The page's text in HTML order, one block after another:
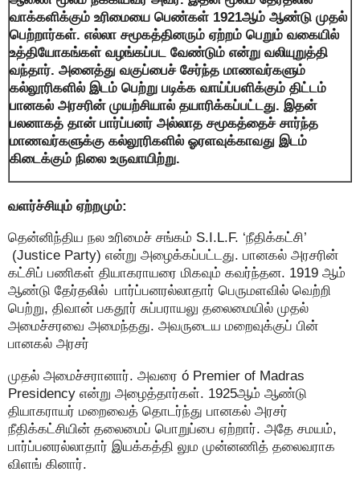
வாக்களிக்கும் உரிமையை பெண்கள் 1921ஆம் ஆண்டு முதல்
பெற்றார்கள். எல்லா சமூகத்தினரும் ஏற்றம் பெறும் வகையில்
உத்தியோகங்கள் வழங்கப்பட வேண்டும் என்று வலியுறுத்தி
வந்தார். அனைத்து வகுப்பைச் சேர்ந்த மாணவர்களும்
கல்லூரிகளில் இடம் பெற்று படிக்க வாய்ப்பளிக்கும் திட்டம்
பானகல் அரசரின் முயற்சியால் தயாரிக்கப்பட்டது. இதன்
பலனாகத் தான் பார்ப்பனர் அல்லாத சமூகத்தைச் சார்ந்த
மாணவர்களுக்கு கல்லூரிகளில் ஓரளவுக்காவது இடம்
கிடைக்கும் நிலை உருவாயிற்று.
வளர்ச்சியும் ஏற்றமும்:
தென்னிந்திய நல உரிமைச் சங்கம் S.I.L.F. ‘நீதிக்கட்சி’
(Justice Party) என்று அழைக்கப்பட்டது. பானகல் அரசரின்
கட்சிப் பணிகள் தியாகராயரை மிகவும் கவர்ந்தன. 1919 ஆம்
ஆண்டு தேர்தலில் பார்ப்பனரல்லாதார் பெருமளவில் வெற்றி
பெற்று, திவான் பகதூர் சுப்பராயலு தலைமையில் முதல்
அமைச்சரவை அமைந்தது. அவருடைய மறைவுக்குப் பின்
பானகல் அரசர்
முதல் அமைச்சரானார். அவரை ó Premier of Madras
Presidency என்று அழைத்தார்கள். 1925ஆம் ஆண்டு
தியாகராயர் மறைவைத் தொடர்ந்து பானகல் அரசர்
நீதிக்கட்சியின் தலைமைப் பொறுப்பை ஏற்றார். அதே சமயம்,
பார்ப்பனரல்லாதார் இயக்கத்தி லும முன்னணித் தலைவராக
விளங் கினார்.